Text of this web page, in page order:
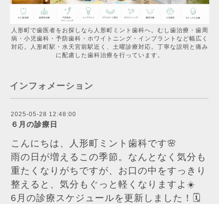
人形町で歯医者をお探しなら人形町ミント歯科へ。むし歯治療・歯周
病・小児歯科・予防歯科・ホワイトニング・インプラントなど幅広く
対応。人形町駅・水天宮前駅近く、土曜診療対応。丁寧な説明と痛み
に配慮した歯科治療を行っています。
インフォメーション
2025-05-28 12:48:00
６月の診療日
こんにちは、人形町ミント歯科です🌸
雨の日が増えるこの季節。なんとなく気分も
重たくなりがちですが、お口の中をすっきり
整えると、気分もぐっと軽くなりますよ☀️
6月の診療スケジュールを更新しました！🗓️